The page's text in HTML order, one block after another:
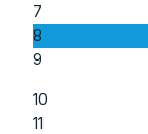
7
8
9
10
11